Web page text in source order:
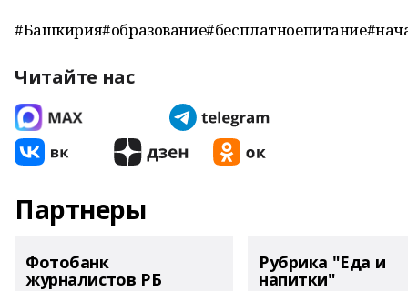
Читайте нас
Партнеры
Фотобанк
журналистов РБ
Рубрика "Еда и
напитки"